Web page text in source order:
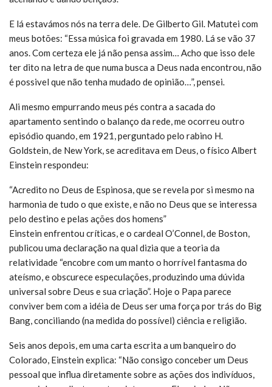
E lá estavámos nós na terra dele. De Gilberto Gil. Matutei com
meus botões: “Essa música foi gravada em 1980. Lá se vão 37
anos. Com certeza ele já não pensa assim… Acho que isso dele
ter dito na letra de que numa busca a Deus nada encontrou, não
é possivel que não tenha mudado de opinião…”, pensei.
Ali mesmo empurrando meus pés contra a sacada do
apartamento sentindo o balanço da rede, me ocorreu outro
episódio quando, em 1921, perguntado pelo rabino H.
Goldstein, de New York, se acreditava em Deus, o físico Albert
Einstein respondeu:
“Acredito no Deus de Espinosa, que se revela por si mesmo na
harmonia de tudo o que existe, e não no Deus que se interessa
pelo destino e pelas ações dos homens”
Einstein enfrentou críticas, e o cardeal O’Connel, de Boston,
publicou uma declaração na qual dizia que a teoria da
relatividade “encobre com um manto o horrível fantasma do
ateísmo, e obscurece especulações, produzindo uma dúvida
universal sobre Deus e sua criação”. Hoje o Papa parece
conviver bem com a idéia de Deus ser uma força por trás do Big
Bang, conciliando (na medida do possível) ciência e religião.
Seis anos depois, em uma carta escrita a um banqueiro do
Colorado, Einstein explica: “Não consigo conceber um Deus
pessoal que influa diretamente sobre as ações dos indivíduos,